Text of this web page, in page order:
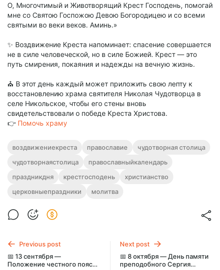
О, Многочтимый и Животворящий Крест Господень, помогай
мне со Святою Госпожою Девою Богородицею и со всеми
святыми во веки веков. Аминь.»
✨ Воздвижение Креста напоминает: спасение совершается
не в силе человеческой, но в силе Божией. Крест — это
путь смирения, покаяния и надежды на вечную жизнь.
⛪ В этот день каждый может приложить свою лепту к
восстановлению храма святителя Николая Чудотворца в
селе Никольское, чтобы его стены вновь
свидетельствовали о победе Креста Христова.
👉 Помочь храму
воздвижениекреста православие
чудотворная столица
чудотворнаястолица
православныйкалендарь
праздникдня
крестгосподень
христианство
церковныепраздники
молитва
Previous post
📅 13 сентября —
Положение честного пояса
Next post
📅 8 октября — День памяти
преподобного Сергия